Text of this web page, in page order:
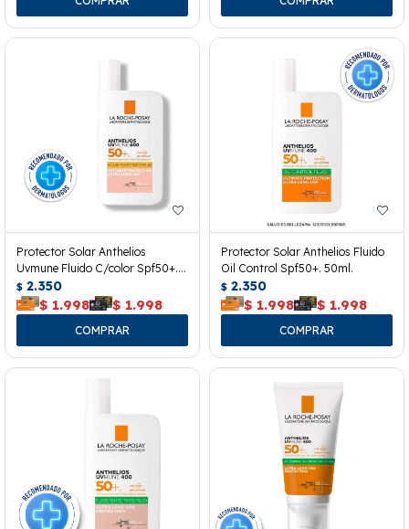
Protector Solar Anthelios
Uvmune Fluido C/color Spf50+.
50ml
$ 2.350
$ 1.998 $ 1.998
Protector Solar Anthelios Fluido
Oil Control Spf50+. 50ml.
$ 2.350
$ 1.998 $ 1.998